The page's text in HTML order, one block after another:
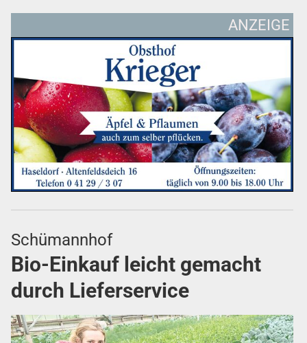
ANZEIGE
Schümannhof
Bio-Einkauf leicht gemacht
durch Lieferservice